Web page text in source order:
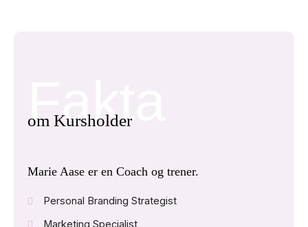
Fakta
om Kursholder
Marie Aase er en Coach og trener.
Personal Branding Strategist
Marketing Specialist